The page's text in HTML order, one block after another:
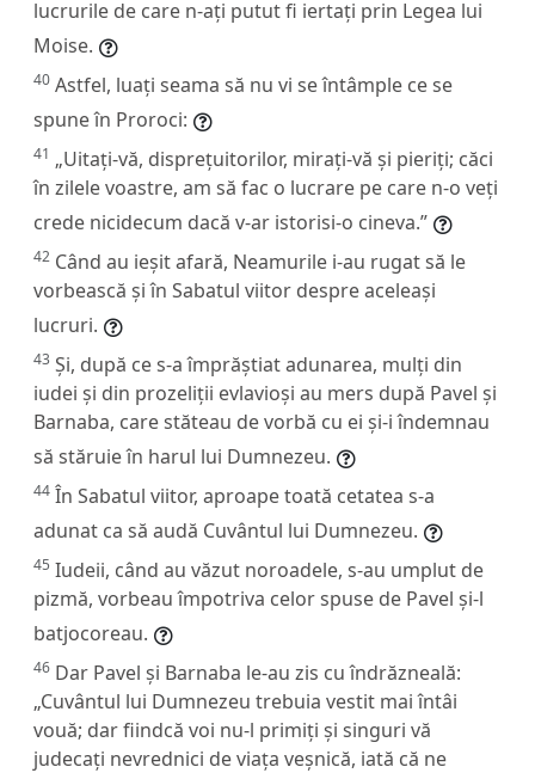
lucrurile de care n-ați putut fi iertați prin Legea lui
Moise.
40 Astfel, luați seama să nu vi se întâmple ce se
spune în Proroci:
41 „Uitați-vă, disprețuitorilor, mirați-vă și pieriți; căci
în zilele voastre, am să fac o lucrare pe care n-o veți
crede nicidecum dacă v-ar istorisi-o cineva.”
42 Când au ieșit afară, Neamurile i-au rugat să le
vorbească și în Sabatul viitor despre aceleași
lucruri.
43 Și, după ce s-a împrăștiat adunarea, mulți din
iudei și din prozeliții evlavioși au mers după Pavel și
Barnaba, care stăteau de vorbă cu ei și-i îndemnau
să stăruie în harul lui Dumnezeu.
44 În Sabatul viitor, aproape toată cetatea s-a
adunat ca să audă Cuvântul lui Dumnezeu.
45 Iudeii, când au văzut noroadele, s-au umplut de
pizmă, vorbeau împotriva celor spuse de Pavel și-l
batjocoreau.
46 Dar Pavel și Barnaba le-au zis cu îndrăzneală:
„Cuvântul lui Dumnezeu trebuia vestit mai întâi
vouă; dar fiindcă voi nu-l primiți și singuri vă
judecați nevrednici de viața veșnică, iată că ne